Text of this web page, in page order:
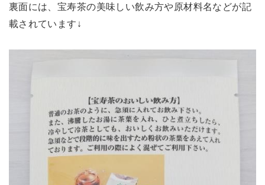
裏面には、宝寿茶の美味しい飲み方や原材料名などが記
載されています↓